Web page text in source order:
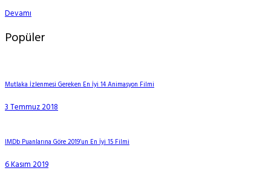
Devamı
Popüler
Mutlaka İzlenmesi Gereken En İyi 14 Animasyon Filmi
3 Temmuz 2018
IMDb Puanlarına Göre 2019’un En İyi 15 Filmi
6 Kasım 2019